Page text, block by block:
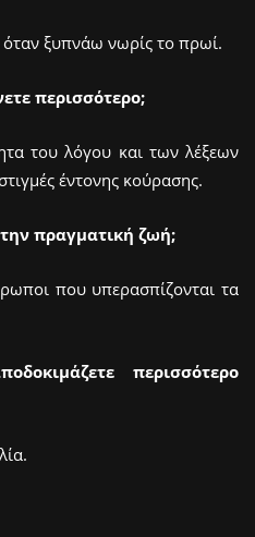
ξυπνάω νωρίς το πρωί.
περισσότερο;
του λόγου και των λέξεων
έντονης κούρασης.
πραγματική ζωή;
που υπερασπίζονται τα
περισσότερο